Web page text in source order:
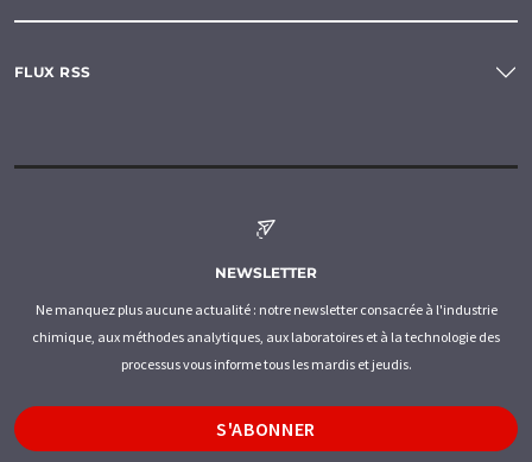
FLUX RSS
NEWSLETTER
Ne manquez plus aucune actualité : notre newsletter consacrée à l'industrie
chimique, aux méthodes analytiques, aux laboratoires et à la technologie des
processus vous informe tous les mardis et jeudis.
S'ABONNER